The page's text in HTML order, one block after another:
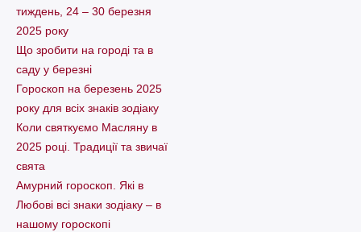
тиждень, 24 – 30 березня
2025 року
Що зробити на городі та в
саду у березні
Гороскоп на березень 2025
року для всіх знаків зодіаку
Коли святкуємо Масляну в
2025 році. Традиції та звичаї
свята
Амурний гороскоп. Які в
Любові всі знаки зодіаку – в
нашому гороскопі